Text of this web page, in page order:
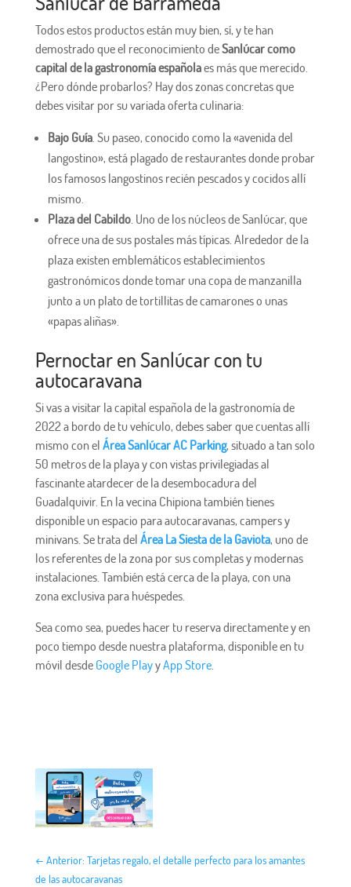
Todos estos productos están muy bien, sí, y te han
demostrado que el reconocimiento deSanlúcar como
capital de la gastronomía españolaes más que merecido.
¿Pero dónde probarlos? Hay dos zonas concretas que
debes visitar por su variada oferta culinaria:
Bajo Guía. Su paseo, conocido como la «avenida del
langostino», está plagado de restaurantes donde probar
los famosos langostinos recién pescados y cocidos allí
mismo.
Plaza del Cabildo. Uno de los núcleos de Sanlúcar, que
ofrece una de sus postales más típicas. Alrededor de la
plaza existen emblemáticos establecimientos
gastronómicos donde tomar una copa de manzanilla
junto a un plato de tortillitas de camarones o unas
«papas aliñas».
Pernoctar en Sanlúcar con tu
autocaravana
Si vas a visitar la capital española de la gastronomía de
2022 a bordo de tu vehículo, debes saber que cuentas allí
mismo con el Área Sanlúcar AC Parking, situado a tan solo
50 metros de la playa y con vistas privilegiadas al
fascinante atardecer de la desembocadura del
Guadalquivir. En la vecina Chipiona también tienes
disponible un espacio para autocaravanas, campers y
minivans. Se trata del Área La Siesta de la Gaviota, uno de
los referentes de la zona por sus completas y modernas
instalaciones. También está cerca de la playa, con una
zona exclusiva para huéspedes.
Sea como sea, puedes hacer tu reserva directamente y en
poco tiempo desde nuestra plataforma, disponible en tu
móvil desde Google PlayyApp Store.
← Anterior: Tarjetas regalo, el detalle perfecto para los amantes
de las autocaravanas